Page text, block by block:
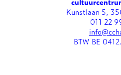
Kunstlaan 5,
011 22
BTW BE